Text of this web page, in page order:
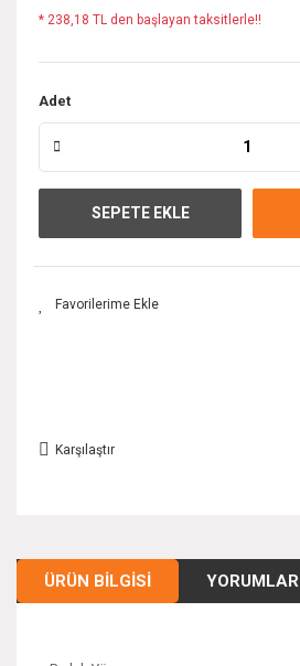
* 238,18 TL den başlayan taksitlerle!!
Adet
SEPETE EKLE
Karşılaştır
ÜRÜN BILGISI YORUMLAR